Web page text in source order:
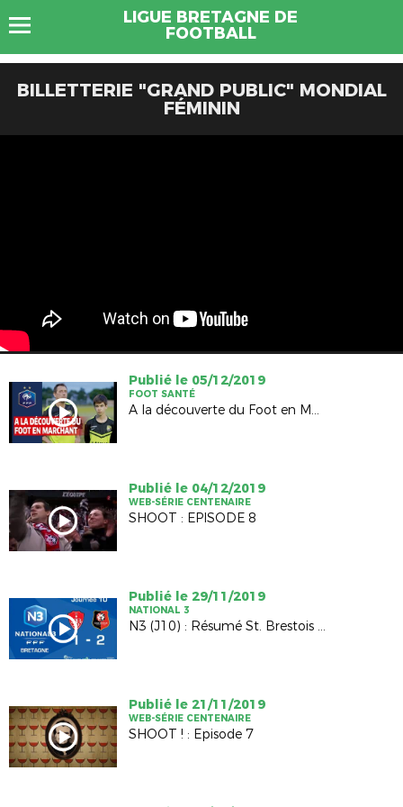
LIGUE BRETAGNE DE
FOOTBALL
BILLETTERIE "GRAND PUBLIC" MONDIAL
FÉMININ
Publié le 05/12/2019
FOOT SANTÉ
A la découverte du Foot en Marchant
Publié le 04/12/2019
WEB-SÉRIE CENTENAIRE
SHOOT : EPISODE 8
Publié le 29/11/2019
NATIONAL 3
N3 (J10) : Résumé St. Brestois B - St. Rennais B (1-2)
Publié le 21/11/2019
WEB-SÉRIE CENTENAIRE
SHOOT ! : Episode 7